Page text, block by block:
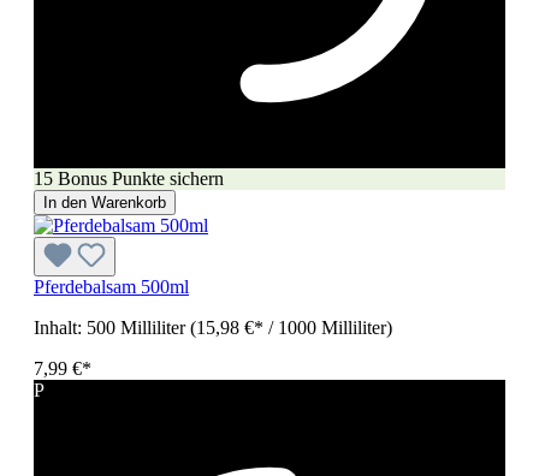
15 Bonus Punkte sichern
In den Warenkorb
Pferdebalsam 500ml
Inhalt: 500 Milliliter(15,98 €* / 1000 Milliliter)
7,99 €*
P